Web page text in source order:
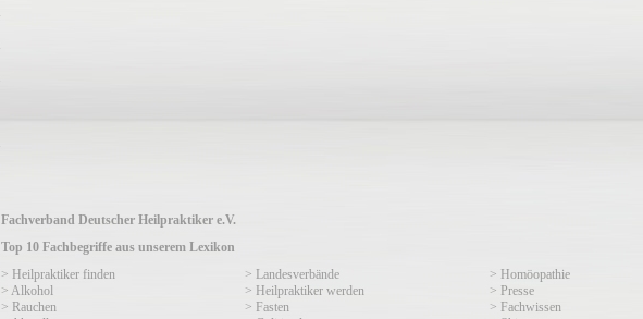
Fachverband Deutscher Heilpraktiker e.V.
Top 10 Fachbegriffe aus unserem Lexikon
> Heilpraktiker finden
> Landesverbände
> Homöopathie
> Alkohol
> Heilpraktiker werden
> Presse
> Rauchen
> Fasten
> Fachwissen